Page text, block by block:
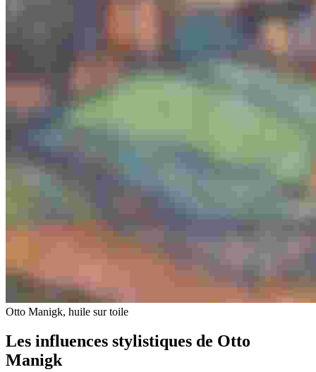
Otto Manigk, huile sur toile
Les influences stylistiques de Otto
Manigk